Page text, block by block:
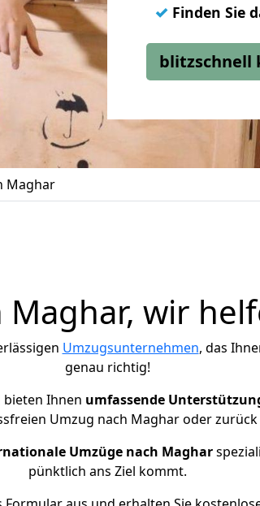
✓ Finden Sie
blitzschnell
Maghar
Maghar, wir
Umzugsunternehmen, das
genau richtig!
Ihnen umfassende
Umzug nach Maghar oder
Umzüge nach Maghar
pünktlich ans Ziel kommt.